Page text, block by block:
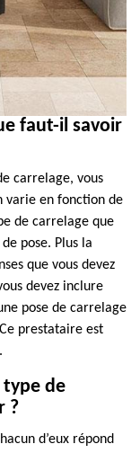
faut-il savoir
carrelage, vous
varie en fonction de
de carrelage que
pose. Plus la
que vous devez
devez inclure
pose de carrelage
prestataire est
type de
?
d’eux répond